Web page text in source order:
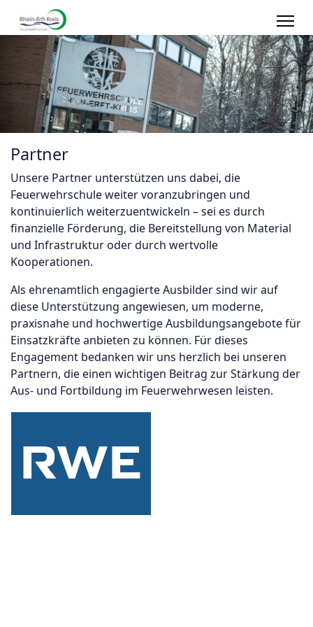
Partner
Unsere Partner unterstützen uns dabei, die
Feuerwehrschule weiter voranzubringen und
kontinuierlich weiterzuentwickeln – sei es durch
finanzielle Förderung, die Bereitstellung von Material
und Infrastruktur oder durch wertvolle
Kooperationen.
Als ehrenamtlich engagierte Ausbilder sind wir auf
diese Unterstützung angewiesen, um moderne,
praxisnahe und hochwertige Ausbildungsangebote für
Einsatzkräfte anbieten zu können. Für dieses
Engagement bedanken wir uns herzlich bei unseren
Partnern, die einen wichtigen Beitrag zur Stärkung der
Aus- und Fortbildung im Feuerwehrwesen leisten.